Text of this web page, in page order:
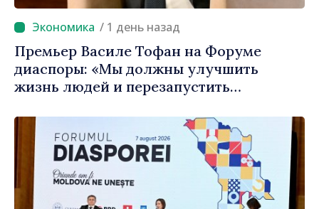
/ 1 день назад
Премьер Василе Тофан на Форуме
диаспоры: «Мы должны улучшить
жизнь людей и перезапустить